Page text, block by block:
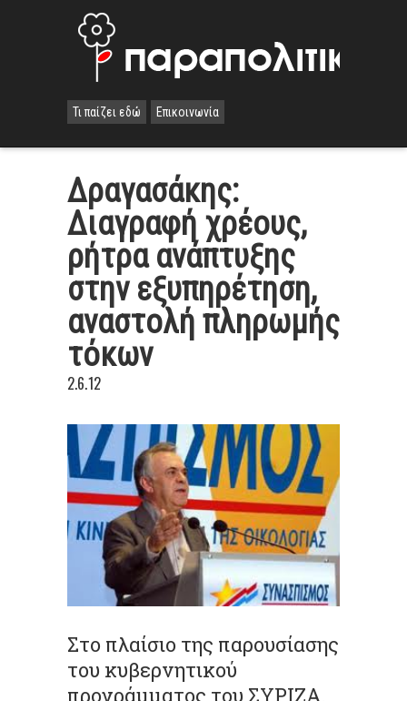
Τι παίζει εδώ Επικοινωνία
Δραγασάκης:
Διαγραφή χρέους,
ρήτρα ανάπτυξης
στην εξυπηρέτηση,
αναστολή πληρωμής
τόκων
2.6.12
Στο πλαίσιο της παρουσίασης
του κυβερνητικού
προγράμματος του ΣΥΡΙΖΑ,